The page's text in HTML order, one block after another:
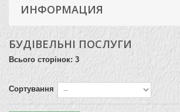
ИНФОРМАЦИЯ
БУДІВЕЛЬНІ ПОСЛУГИ
Всього сторінок: 3
Сортування